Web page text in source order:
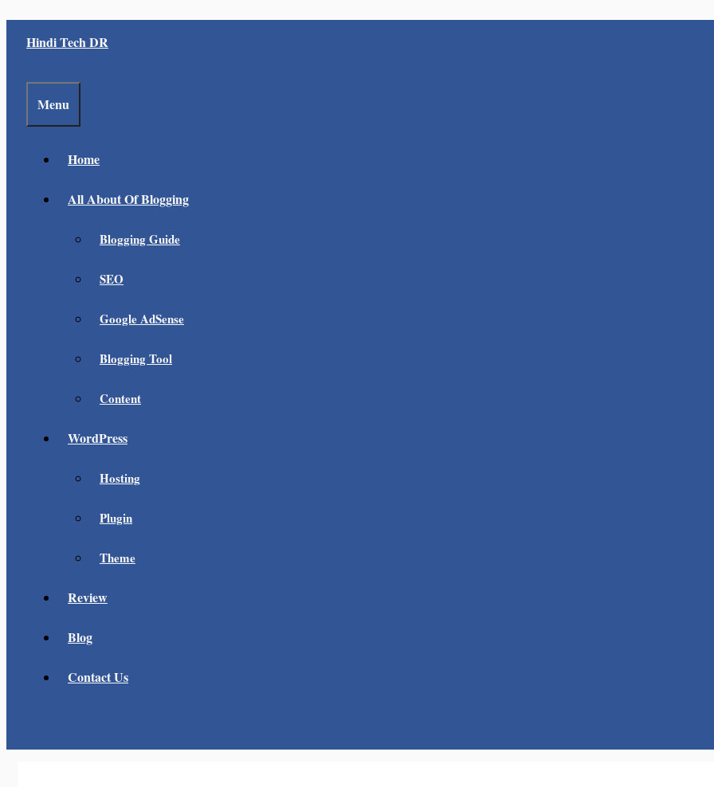
Hindi Tech DR
Menu
Home
All About Of Blogging
Blogging Guide
SEO
Google AdSense
Blogging Tool
Content
WordPress
Hosting
Plugin
Theme
Review
Blog
Contact Us